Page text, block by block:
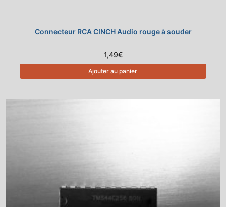
Connecteur RCA CINCH Audio rouge à souder
1,49€
Ajouter au panier